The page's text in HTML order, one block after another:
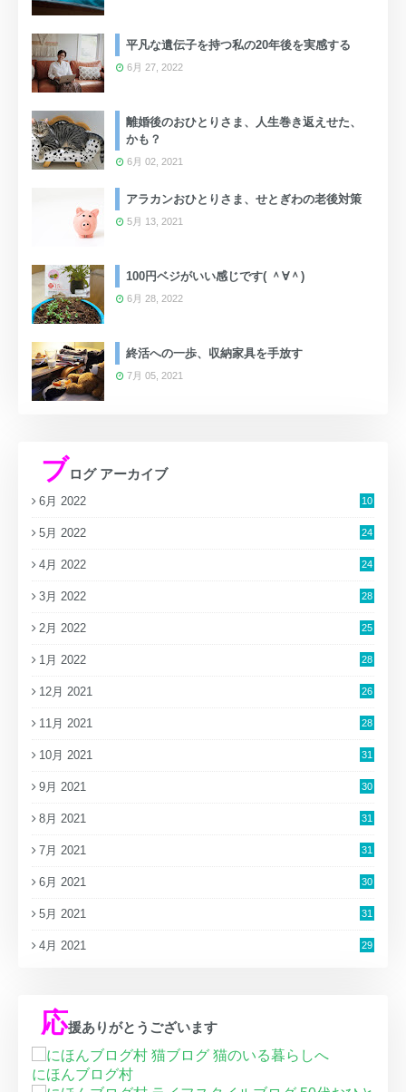
平凡な遺伝子を持つ私の20年後を実感する
6月 27, 2022
離婚後のおひとりさま、人生巻き返えせた、
かも？
6月 02, 2021
アラカンおひとりさま、せとぎわの老後対策
5月 13, 2021
100円ベジがいい感じです( ＾∀＾)
6月 28, 2022
終活への一歩、収納家具を手放す
7月 05, 2021
ブログ アーカイブ
6月 2022 10
5月 2022 24
4月 2022 24
3月 2022 28
2月 2022 25
1月 2022 28
12月 2021 26
11月 2021 28
10月 2021 31
9月 2021 30
8月 2021 31
7月 2021 31
6月 2021 30
5月 2021 31
4月 2021 29
応援ありがとうございます
にほんブログ村